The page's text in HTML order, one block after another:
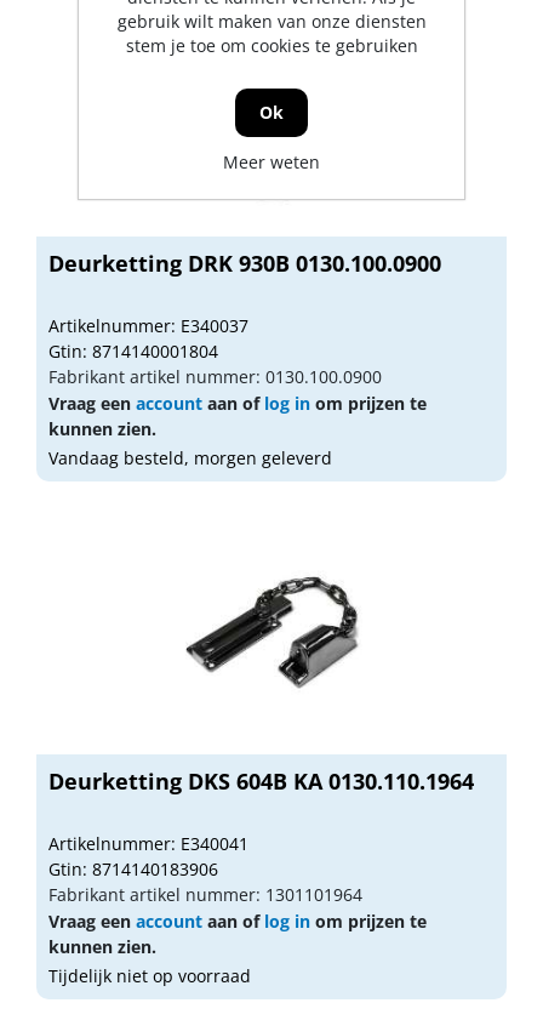
Deurketting DRK 930B 0130.100.0900
Artikelnummer: E340037
Gtin: 8714140001804
Fabrikant artikel nummer: 0130.100.0900
Vraag een account aan of log in om prijzen te
kunnen zien.
Vandaag besteld, morgen geleverd
Deurketting DKS 604B KA 0130.110.1964
Artikelnummer: E340041
Gtin: 8714140183906
Fabrikant artikel nummer: 1301101964
Vraag een account aan of log in om prijzen te
kunnen zien.
Tijdelijk niet op voorraad
gebruik wilt maken van onze diensten
stem je toe om cookies te gebruiken
Ok
Meer weten